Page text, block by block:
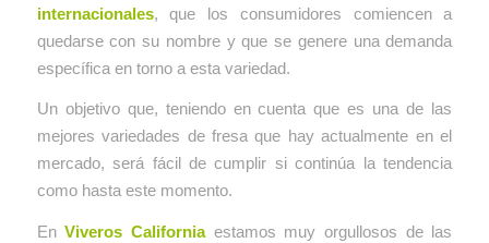
internacionales, que los consumidores comiencen a
quedarse con su nombre y que se genere una demanda
específica en torno a esta variedad.
Un objetivo que, teniendo en cuenta que es una de las
mejores variedades de fresa que hay actualmente en el
mercado, será fácil de cumplir si continúa la tendencia
como hasta este momento.
EnViveros Californiaestamos muy orgullosos de las